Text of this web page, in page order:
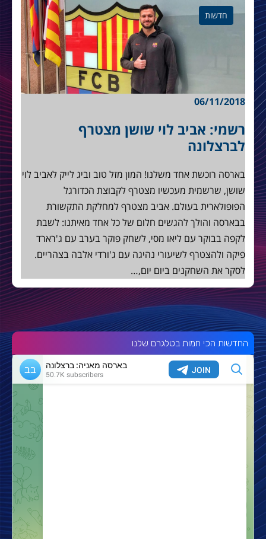
חדשות
06/11/2018
רשמי: אביב לוי שושן מצטרף
לברצלונה
בארסה רוכשת אחד משלנו! המון מזל טוב וביג לייק לאביב לוי
שושן, שרשמית מעכשיו מצטרף לקבוצת הכדורגל
הפופולארית בעולם. אביב מצטרף למחלקת התקשורת
בבארסה והולך להגשים חלום של כל אחד מאיתנו: לשבת
לקפה בבוקר עם ליאו מסי, לשחק פוקר בערב עם ג'רארד
פיקה ולהצטרף לשיעורי נהיגה עם ג'ורדי אלבה בצהריים.
לסקר את השחקנים ביום יום,…
החדשות הכי חמות בטלגרם שלנו